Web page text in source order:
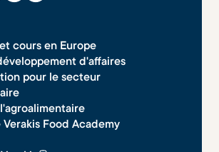
cours en Europe
d'affaires
pour le secteur
Food Academy